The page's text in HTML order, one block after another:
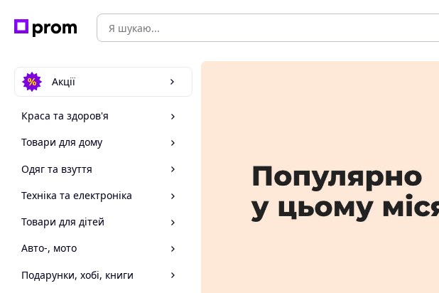
Акції
Краса та здоров'я
Товари для дому
Одяг та взуття
Техніка та електроніка
Товари для дітей
Авто-, мото
Подарунки, хобі, книги